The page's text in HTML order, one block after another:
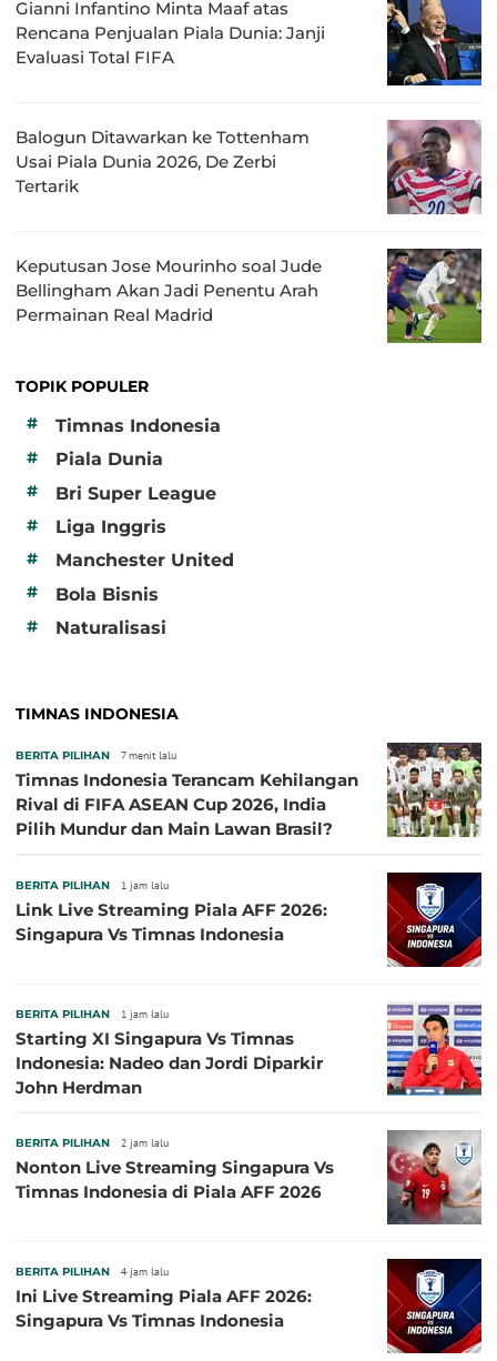
Gianni Infantino Minta Maaf atas
Rencana Penjualan Piala Dunia: Janji
Evaluasi Total FIFA
Balogun Ditawarkan ke Tottenham
Usai Piala Dunia 2026, De Zerbi
Tertarik
Keputusan Jose Mourinho soal Jude
Bellingham Akan Jadi Penentu Arah
Permainan Real Madrid
TOPIK POPULER
#
Timnas Indonesia
# Piala Dunia
# Bri Super League
# Liga Inggris
# Manchester United
# Bola Bisnis
# Naturalisasi
TIMNAS INDONESIA
BERITA PILIHAN 7 menit lalu
Timnas Indonesia Terancam Kehilangan
Rival di FIFA ASEAN Cup 2026, India
Pilih Mundur dan Main Lawan Brasil?
BERITA PILIHAN 1 jam lalu
Link Live Streaming Piala AFF 2026:
Singapura Vs Timnas Indonesia
BERITA PILIHAN 1 jam lalu
Starting XI Singapura Vs Timnas
Indonesia: Nadeo dan Jordi Diparkir
John Herdman
BERITA PILIHAN 2 jam lalu
Nonton Live Streaming Singapura Vs
Timnas Indonesia di Piala AFF 2026
BERITA PILIHAN 4 jam lalu
Ini Live Streaming Piala AFF 2026:
Singapura Vs Timnas Indonesia